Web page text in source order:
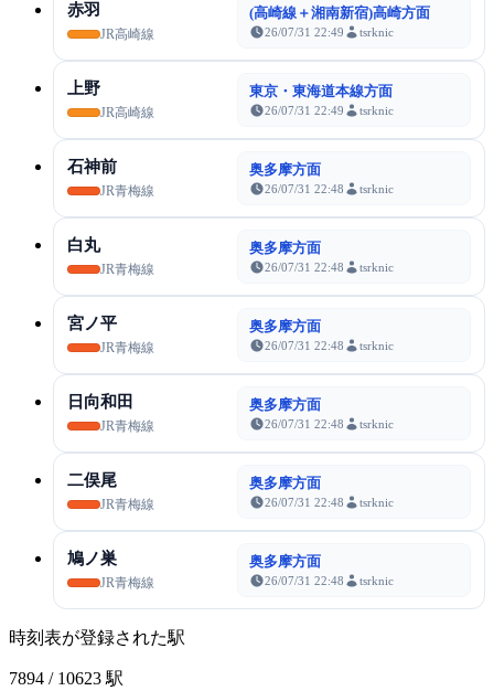
赤羽
JR高崎線
(高崎線＋湘南新宿)高崎方面
26/07/31 22:49 tsrknic
上野
JR高崎線
東京・東海道本線方面
26/07/31 22:49 tsrknic
石神前
JR青梅線
奥多摩方面
26/07/31 22:48 tsrknic
白丸
JR青梅線
奥多摩方面
26/07/31 22:48 tsrknic
宮ノ平
JR青梅線
奥多摩方面
26/07/31 22:48 tsrknic
日向和田
JR青梅線
奥多摩方面
26/07/31 22:48 tsrknic
二俣尾
JR青梅線
奥多摩方面
26/07/31 22:48 tsrknic
鳩ノ巣
JR青梅線
奥多摩方面
26/07/31 22:48 tsrknic
時刻表が登録された駅
7894 / 10623 駅